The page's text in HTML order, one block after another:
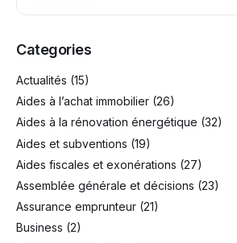
Categories
Actualités (15)
Aides à l’achat immobilier (26)
Aides à la rénovation énergétique (32)
Aides et subventions (19)
Aides fiscales et exonérations (27)
Assemblée générale et décisions (23)
Assurance emprunteur (21)
Business (2)